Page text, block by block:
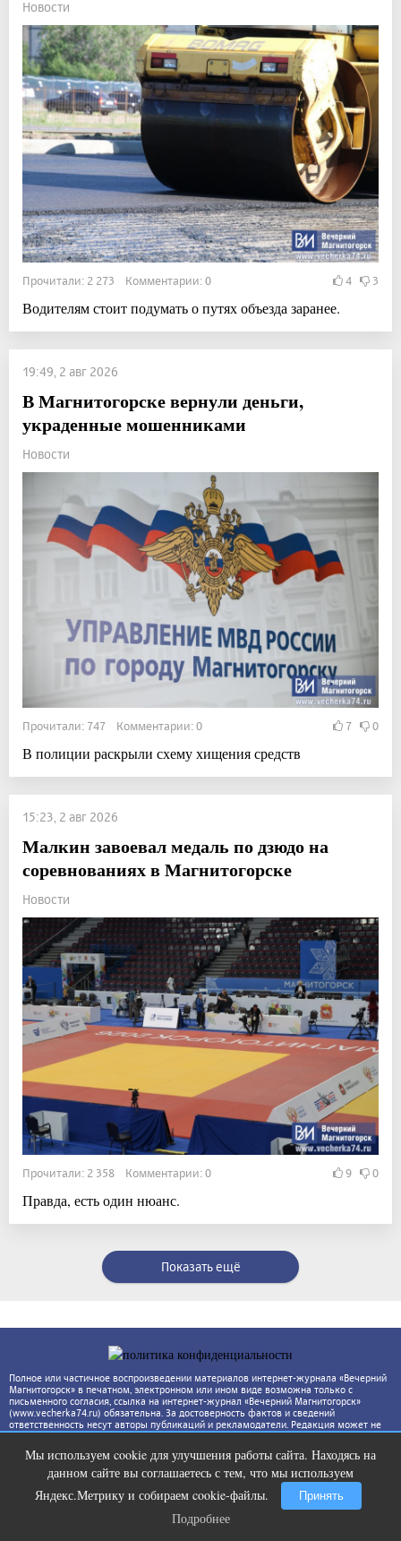
Новости
Прочитали: 2 273 Комментарии: 0 4 3
Водителям стоит подумать о путях объезда заранее.
19:49, 2 авг 2026
В Магнитогорске вернули деньги,
украденные мошенниками
Новости
Прочитали: 747 Комментарии: 0 7 0
В полиции раскрыли схему хищения средств
15:23, 2 авг 2026
Малкин завоевал медаль по дзюдо на
соревнованиях в Магнитогорске
Новости
Прочитали: 2 358 Комментарии: 0 9 0
Правда, есть один нюанс.
Показать ещё
Полное или частичное воспроизведении материалов интернет-журнала «Вечерний
Магнитогорск» в печатном, электронном или ином виде возможна только с
письменного согласия, ссылка на интернет-журнал «Вечерний Магнитогорск»
(www.vecherka74.ru) обязательна. За достоверность фактов и сведений
ответственность несут авторы публикаций и рекламодатели. Редакция может не
разделять точку зрения автора.
Мы используем cookie для улучшения работы сайта. Находясь на
данном сайте вы соглашаетесь с тем, что мы используем
Яндекс.Метрику и собираем cookie-файлы.
Принять
Подробнее
Ролик из Омска: вы будете смеяться
долго
Подробнее